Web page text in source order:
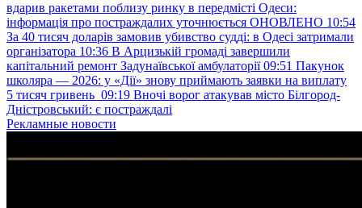
вдарив ракетами поблизу ринку в передмісті Одеси:
інформація про постраждалих уточнюється ОНОВЛЕНО 10:54
За 40 тисяч доларів замовив убивство судді: в Одесі затримали
організатора 10:36 В Арцизькій громаді завершили
капітальний ремонт Задунаївської амбулаторії 09:51 Пакунок
школяра — 2026: у «Дії» знову приймають заявки на виплату
5 тисяч гривень 09:19 Вночі ворог атакував місто Білгород-
Дністровський: є постраждалі
Рекламные новости